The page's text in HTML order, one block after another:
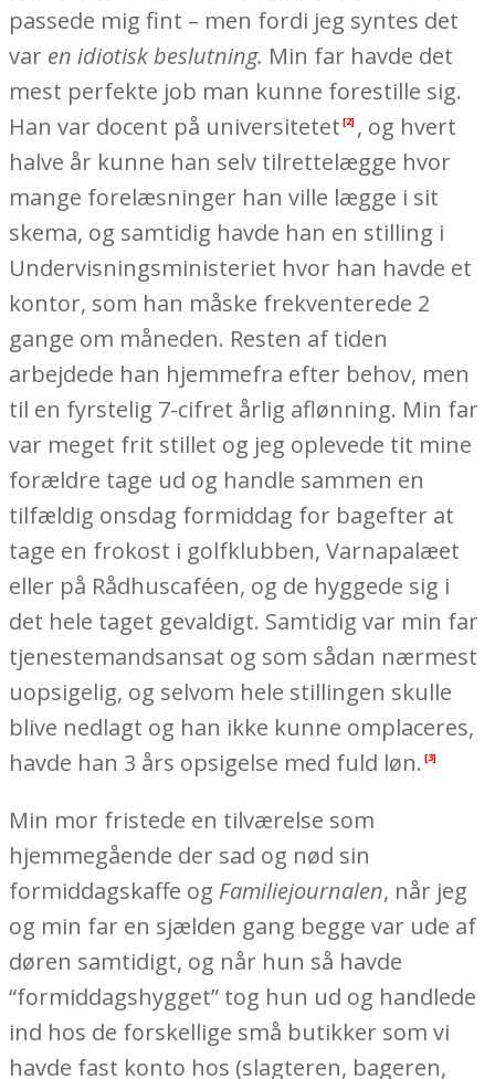
passede mig fint – men fordi jeg syntes det
var en idiotisk beslutning. Min far havde det
mest perfekte job man kunne forestille sig.
Han var docent på universitetet [2] , og hvert
halve år kunne han selv tilrettelægge hvor
mange forelæsninger han ville lægge i sit
skema, og samtidig havde han en stilling i
Undervisningsministeriet hvor han havde et
kontor, som han måske frekventerede 2
gange om måneden. Resten af tiden
arbejdede han hjemmefra efter behov, men
til en fyrstelig 7-cifret årlig aflønning. Min far
var meget frit stillet og jeg oplevede tit mine
forældre tage ud og handle sammen en
tilfældig onsdag formiddag for bagefter at
tage en frokost i golfklubben, Varnapalæet
eller på Rådhuscaféen, og de hyggede sig i
det hele taget gevaldigt. Samtidig var min far
tjenestemandsansat og som sådan nærmest
uopsigelig, og selvom hele stillingen skulle
blive nedlagt og han ikke kunne omplaceres,
havde han 3 års opsigelse med fuld løn. [3]
Min mor fristede en tilværelse som
hjemmegående der sad og nød sin
formiddagskaffe og Familiejournalen, når jeg
og min far en sjælden gang begge var ude af
døren samtidigt, og når hun så havde
“formiddagshygget” tog hun ud og handlede
ind hos de forskellige små butikker som vi
havde fast konto hos (slagteren, bageren,